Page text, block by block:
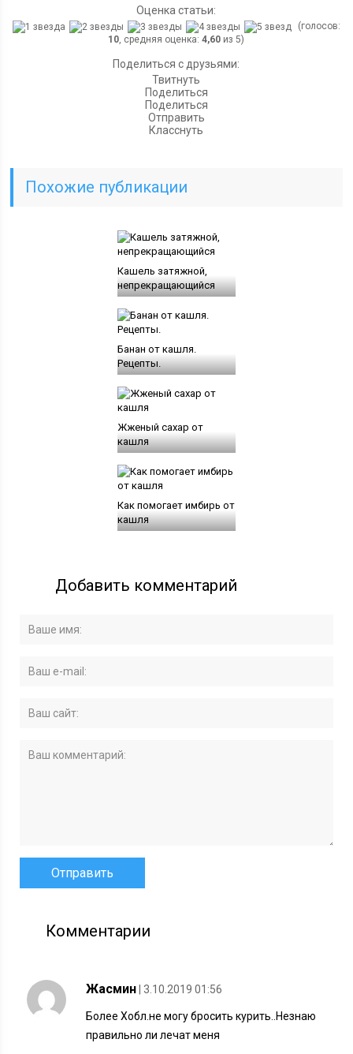
Оценка статьи:
(голосов:
10, средняя оценка:4,60 из 5)
Поделиться с друзьями:
Твитнуть
Поделиться
Поделиться
Отправить
Класснуть
Похожие публикации
Кашель затяжной,
непрекращающийся
Банан от кашля.
Рецепты.
Жженый сахар от
кашля
Как помогает имбирь от
кашля
Добавить комментарий
Комментарии
Жасмин | 3.10.2019 01:56
Более Хобл.не могу бросить курить..Незнаю
правильно ли лечат меня